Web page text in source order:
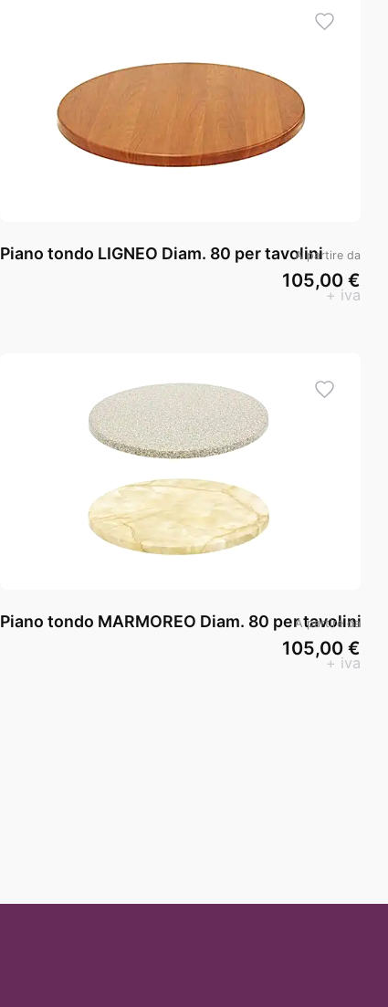
Piano tondo LIGNEO Diam. 80 per tavoliniA partire da
105,00 €
+ iva
Piano tondo MARMOREO Diam. 80 per tavolini
A partire da
105,00 €
+ iva